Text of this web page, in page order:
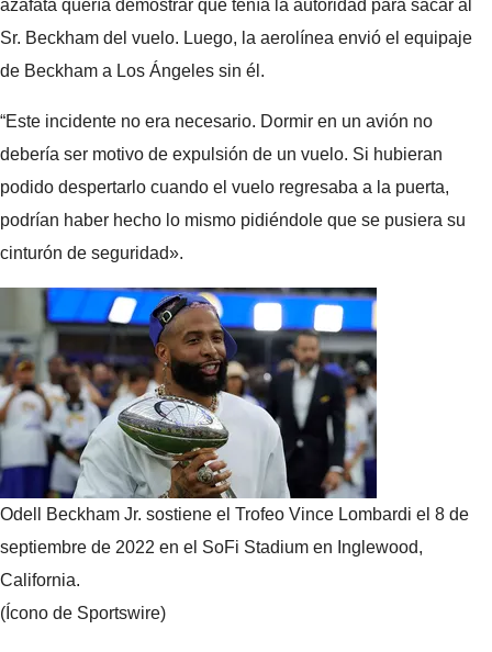
azafata quería demostrar que tenía la autoridad para sacar al
Sr. Beckham del vuelo. Luego, la aerolínea envió el equipaje
de Beckham a Los Ángeles sin él.
“Este incidente no era necesario. Dormir en un avión no
debería ser motivo de expulsión de un vuelo. Si hubieran
podido despertarlo cuando el vuelo regresaba a la puerta,
podrían haber hecho lo mismo pidiéndole que se pusiera su
cinturón de seguridad».
Odell Beckham Jr. sostiene el Trofeo Vince Lombardi el 8 de
septiembre de 2022 en el SoFi Stadium en Inglewood,
California.
(Ícono de Sportswire)